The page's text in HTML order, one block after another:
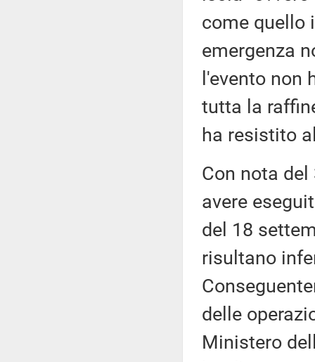
come quello
emergenza
l'evento non
tutta la
ha resistito
Con nota
avere
del 18
risultano
delle
Ministero